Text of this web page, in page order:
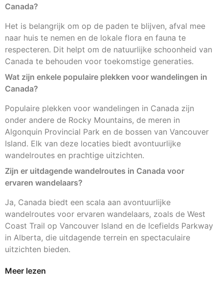
Canada?
Het is belangrijk om op de paden te blijven, afval mee
naar huis te nemen en de lokale flora en fauna te
respecteren. Dit helpt om de natuurlijke schoonheid van
Canada te behouden voor toekomstige generaties.
Wat zijn enkele populaire plekken voor wandelingen in
Canada?
Populaire plekken voor wandelingen in Canada zijn
onder andere de Rocky Mountains, de meren in
Algonquin Provincial Park en de bossen van Vancouver
Island. Elk van deze locaties biedt avontuurlijke
wandelroutes en prachtige uitzichten.
Zijn er uitdagende wandelroutes in Canada voor
ervaren wandelaars?
Ja, Canada biedt een scala aan avontuurlijke
wandelroutes voor ervaren wandelaars, zoals de West
Coast Trail op Vancouver Island en de Icefields Parkway
in Alberta, die uitdagende terrein en spectaculaire
uitzichten bieden.
Meer lezen